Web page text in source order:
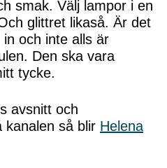
smak. Välj lampor i en
glittret likaså. Är det
och inte alls är
Den ska vara
tycke.
avsnitt och
kanalen så blir Helena